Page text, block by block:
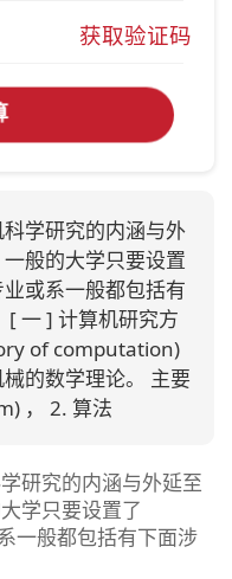
获取验证码
学研究的内涵与外
般的大学只要设置
或系一般都包括有
[ 一 ] 计算机研究方
of computation)
的数学理论。 主要
， 2. 算法
研究的内涵与外延至
学只要设置了
一般都包括有下面涉